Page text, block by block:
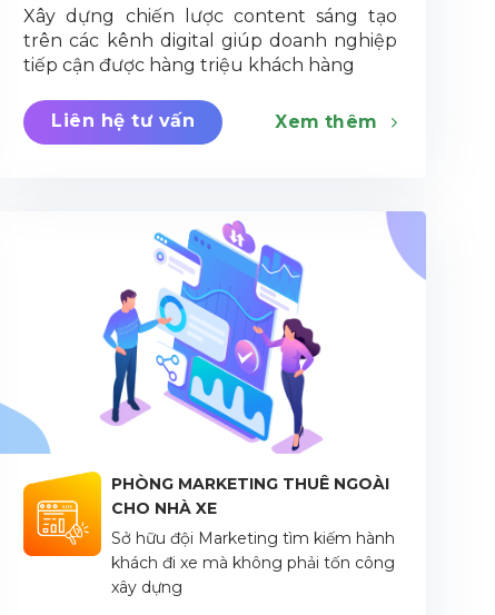
Xây dựng chiến lược content sáng tạo
trên các kênh digital giúp doanh nghiệp
tiếp cận được hàng triệu khách hàng
Liên hệ tư vấn Xem thêm
PHÒNG MARKETING THUÊ NGOÀI
CHO NHÀ XE
Sở hữu đội Marketing tìm kiếm hành
khách đi xe mà không phải tốn công
xây dựng